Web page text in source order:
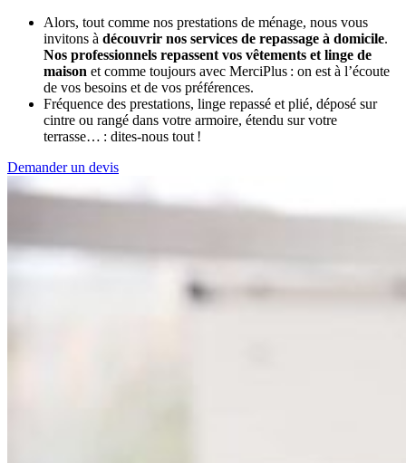
Alors, tout comme nos prestations de ménage, nous vous
invitons à découvrir nos services de repassage à domicile.
Nos professionnels repassent vos vêtements et linge de
maison et comme toujours avec MerciPlus : on est à l’écoute
de vos besoins et de vos préférences.
Fréquence des prestations, linge repassé et plié, déposé sur
cintre ou rangé dans votre armoire, étendu sur votre
terrasse… : dites-nous tout !
Demander un devis